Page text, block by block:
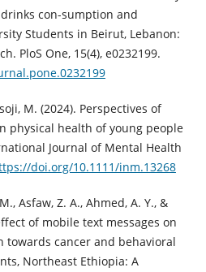
drinks con-sumption and
Students in Beirut, Lebanon:
PloS One, 15(4), e0232199.
M. (2024). Perspectives of
physical health of young people
Journal of Mental Health
doi.org/10.1111/inm.13268
Asfaw, Z. A., Ahmed, A. Y., &
of mobile text messages on
towards cancer and behavioral
Northeast Ethiopia: A